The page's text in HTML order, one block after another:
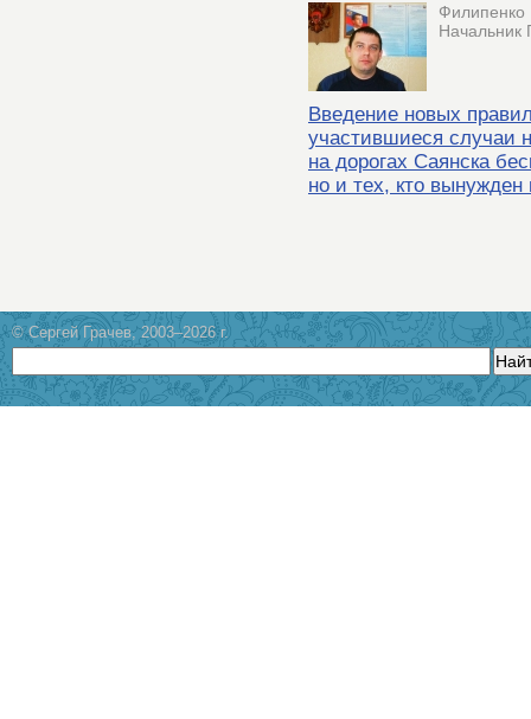
Филипенко
Начальник
Введение новых
участившиеся случаи
на дорогах Саянска
но и тех, кто
© Сергей Грачев, 2003–2026 г.